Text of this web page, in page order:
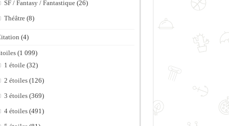
SF / Fantasy / Fantastique (26)
Théâtre (8)
(4)
(1 099)
1 étoile (32)
2 étoiles (126)
3 étoiles (369)
4 étoiles (491)